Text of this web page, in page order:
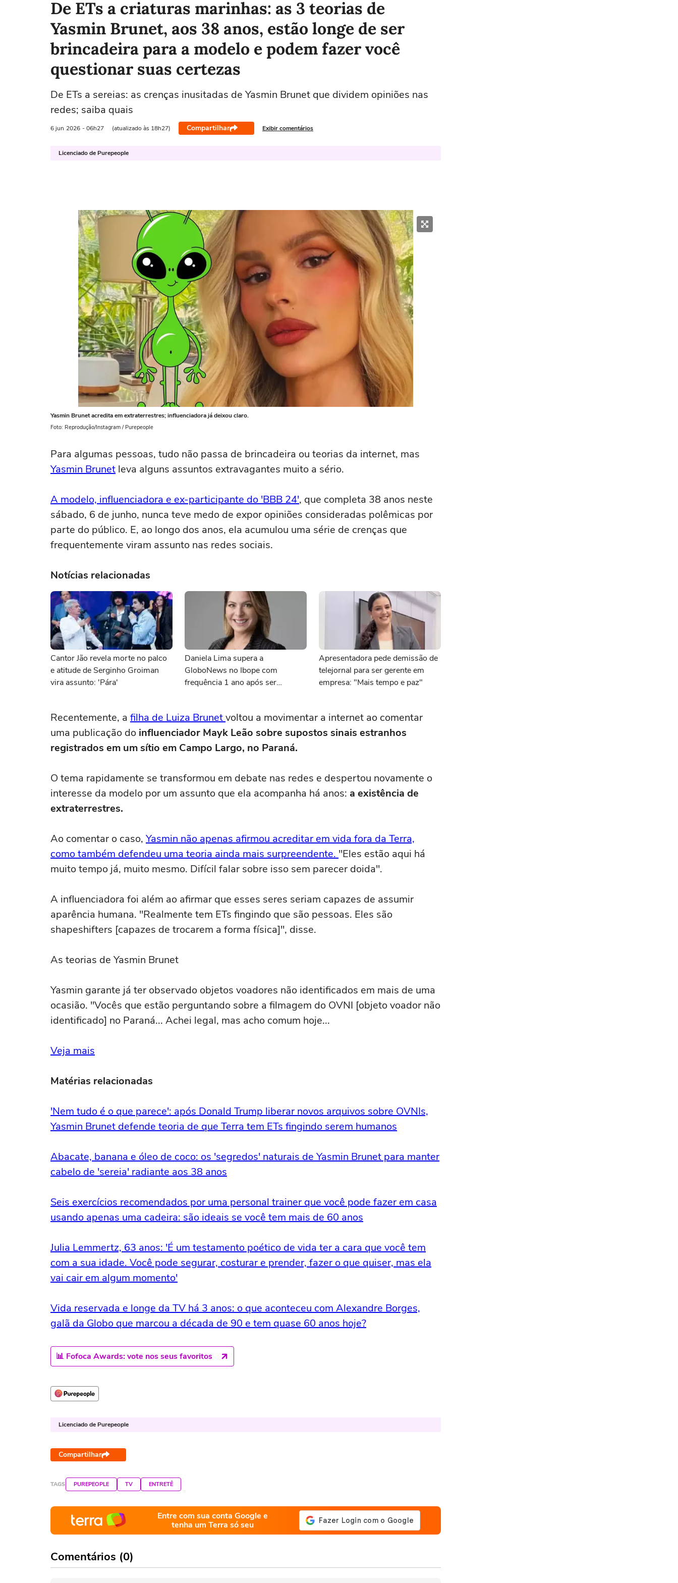
De ETs a criaturas marinhas: as 3 teorias de
Yasmin Brunet, aos 38 anos, estão longe de ser
brincadeira para a modelo e podem fazer você
questionar suas certezas
De ETs a sereias: as crenças inusitadas de Yasmin Brunet que dividem opiniões nas
redes; saiba quais
6 jun 2026 - 06h27 (atualizado às 18h27) Compartilhar Exibir comentários
Licenciado de Purepeople
Yasmin Brunet acredita em extraterrestres; influenciadora já deixou claro.
Foto: Reprodução/Instagram / Purepeople
Para algumas pessoas, tudo não passa de brincadeira ou teorias da internet, mas
Yasmin Brunet leva alguns assuntos extravagantes muito a sério.
A modelo, influenciadora e ex-participante do 'BBB 24', que completa 38 anos neste
sábado, 6 de junho, nunca teve medo de expor opiniões consideradas polêmicas por
parte do público. E, ao longo dos anos, ela acumulou uma série de crenças que
frequentemente viram assunto nas redes sociais.
Notícias relacionadas
Cantor Jão revela morte no palco
e atitude de Serginho Groiman
vira assunto: 'Pára'
Daniela Lima supera a
GloboNews no Ibope com
frequência 1 ano após ser
Apresentadora pede demissão de
telejornal para ser gerente em
empresa: "Mais tempo e paz"
Recentemente, a filha de Luiza Brunetvoltou a movimentar a internet ao comentar
uma publicação do influenciador Mayk Leão sobre supostos sinais estranhos
registrados em um sítio em Campo Largo, no Paraná.
O tema rapidamente se transformou em debate nas redes e despertou novamente o
interesse da modelo por um assunto que ela acompanha há anos: a existência de
extraterrestres.
Ao comentar o caso, Yasmin não apenas afirmou acreditar em vida fora da Terra,
como também defendeu uma teoria ainda mais surpreendente. "Eles estão aqui há
muito tempo já, muito mesmo. Difícil falar sobre isso sem parecer doida".
A influenciadora foi além ao afirmar que esses seres seriam capazes de assumir
aparência humana. "Realmente tem ETs fingindo que são pessoas. Eles são
shapeshifters [capazes de trocarem a forma física]", disse.
As teorias de Yasmin Brunet
Yasmin garante já ter observado objetos voadores não identificados em mais de uma
ocasião. "Vocês que estão perguntando sobre a filmagem do OVNI [objeto voador não
identificado] no Paraná... Achei legal, mas acho comum hoje...
Veja mais
Matérias relacionadas
'Nem tudo é o que parece': após Donald Trump liberar novos arquivos sobre OVNIs,
Yasmin Brunet defende teoria de que Terra tem ETs fingindo serem humanos
Abacate, banana e óleo de coco: os 'segredos' naturais de Yasmin Brunet para manter
cabelo de 'sereia' radiante aos 38 anos
Seis exercícios recomendados por uma personal trainer que você pode fazer em casa
usando apenas uma cadeira: são ideais se você tem mais de 60 anos
Julia Lemmertz, 63 anos: 'É um testamento poético de vida ter a cara que você tem
com a sua idade. Você pode segurar, costurar e prender, fazer o que quiser, mas ela
vai cair em algum momento'
Vida reservada e longe da TV há 3 anos: o que aconteceu com Alexandre Borges,
galã da Globo que marcou a década de 90 e tem quase 60 anos hoje?
📊 Fofoca Awards: vote nos seus favoritos
Licenciado de Purepeople
Compartilhar
TAGS PUREPEOPLE TV ENTRETÊ
Entre com sua conta Google e
tenha um Terra só seu
Comentários (0)